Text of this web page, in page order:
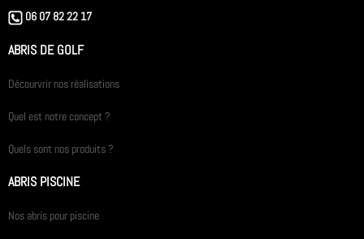
06 07 82 22 17
ABRIS DE GOLF
Décourvrir nos réalisations
Quel est notre concept ?
Quels sont nos produits ?
ABRIS PISCINE
Nos abris pour piscine